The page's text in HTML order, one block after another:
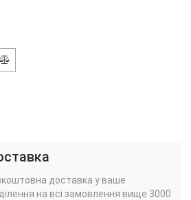
доставка у ваше
на всі замовлення вище 3000